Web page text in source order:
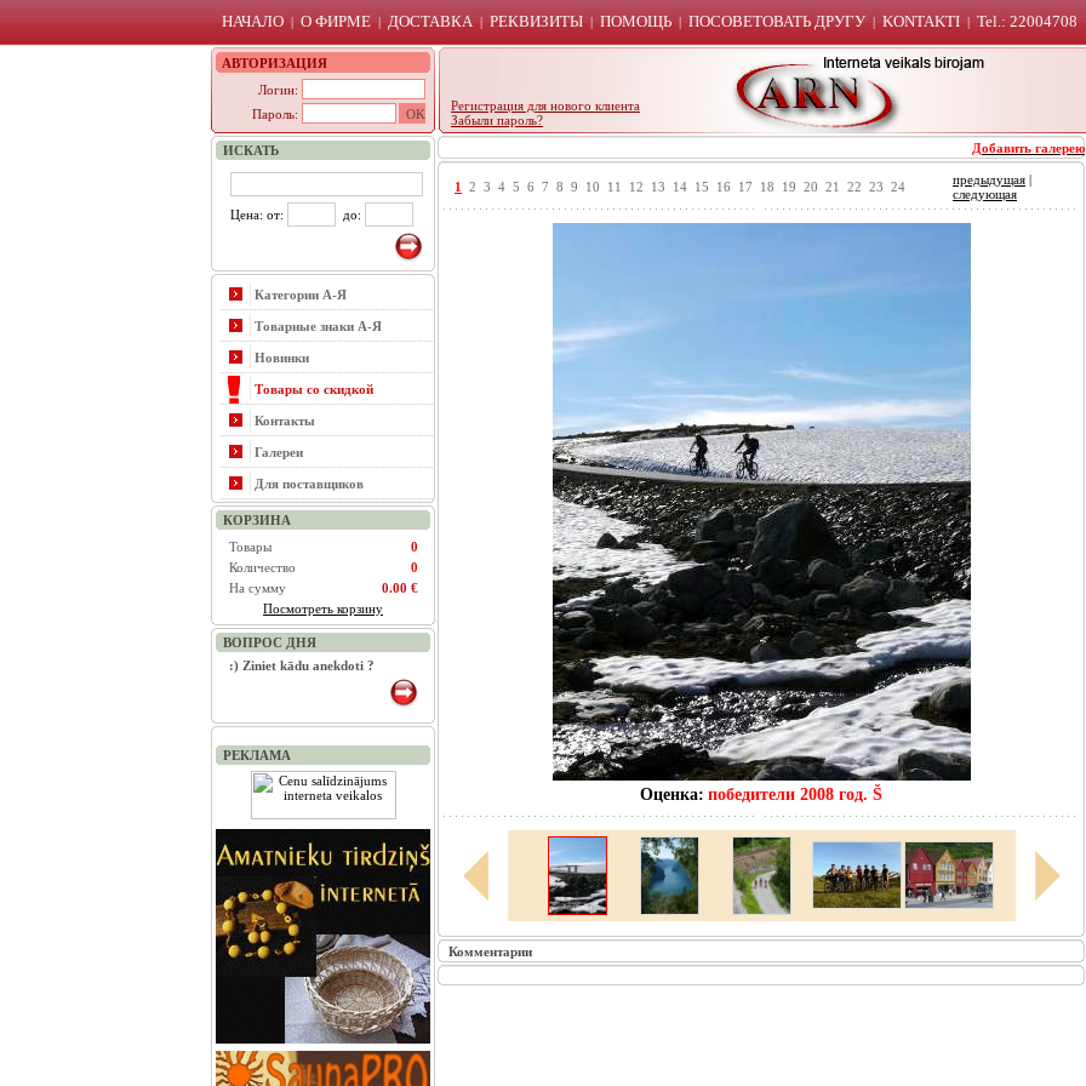
НАЧАЛО | О ФИРМЕ | ДОСТАВКА | РЕКВИЗИТЫ | ПОМОЩЬ | ПОСОВЕТОВАТЬ ДРУГУ| KONTAKTI | Tel.: 22004708
АВТОРИЗАЦИЯ
Логин:
Пароль:
Регистрация для нового клиента
Забыли пароль?
ИСКАТЬ
Цена: от: до:
Категории А-Я
Товарные знаки А-Я
Новинки
Товары со скидкой
Контакты
Галереи
Для поставщиков
КОРЗИНА
Товары
0
Количество
0
На сумму
0.00 €
Посмотреть корзину
ВОПРОС ДНЯ
:) Ziniet kādu anekdoti ?
РЕКЛАМА
Добавить галерею
1 2 3 4 5 6 7 8 9 10 11 12 13 14 15 16 17 18 19 20 21 22 23 24 предыдущая |
следующая
Оценка: победители 2008 год. Š
Комментарии